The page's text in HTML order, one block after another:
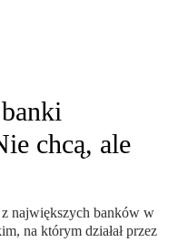
chcą, ale
największych banków w
na którym działał przez